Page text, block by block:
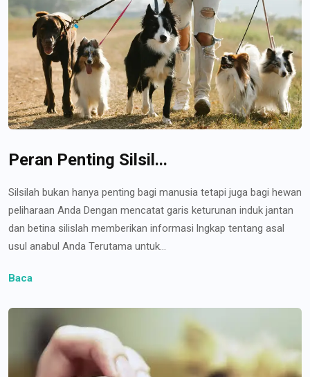
Peran Penting Silsil...
Silsilah bukan hanya penting bagi manusia tetapi juga bagi hewan
peliharaan Anda Dengan mencatat garis keturunan induk jantan
dan betina silislah memberikan informasi lngkap tentang asal
usul anabul Anda Terutama untuk...
Baca